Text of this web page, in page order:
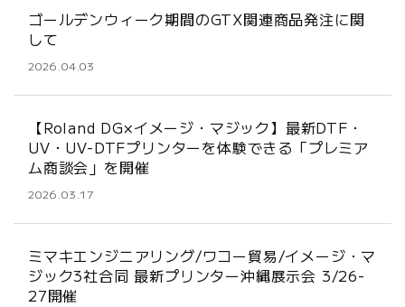
ゴールデンウィーク期間のGTX関連商品発注に関
して
2026.04.03
【Roland DG×イメージ・マジック】最新DTF・
UV・UV-DTFプリンターを体験できる「プレミア
ム商談会」を開催
2026.03.17
ミマキエンジニアリング/ワコー貿易/イメージ・マ
ジック3社合同 最新プリンター沖縄展示会 3/26-
27開催